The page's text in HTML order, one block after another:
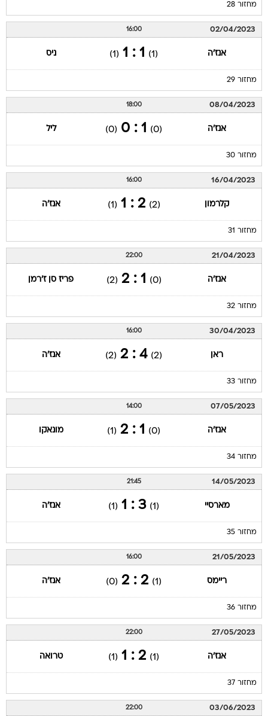
מחזור 28
02/04/2023
16:00
אנז'ה (1)
1 : 1
(1) ניס
מחזור 29
08/04/2023
18:00
אנז'ה (0)
1 : 0
(0) ליל
מחזור 30
16/04/2023
16:00
קלרמון (2)
2 : 1
(1) אנז'ה
מחזור 31
21/04/2023
22:00
אנז'ה (0)
1 : 2
(2) פריז סן ז'רמן
מחזור 32
30/04/2023
16:00
ראן (2)
4 : 2
(2) אנז'ה
מחזור 33
07/05/2023
14:00
אנז'ה (0)
1 : 2
(1) מונאקו
מחזור 34
14/05/2023
21:45
מארסיי (1)
3 : 1
(1) אנז'ה
מחזור 35
21/05/2023
16:00
ריימס (1)
2 : 2
(0) אנז'ה
מחזור 36
27/05/2023
22:00
אנז'ה (1)
2 : 1
(1) טרואה
מחזור 37
03/06/2023
22:00